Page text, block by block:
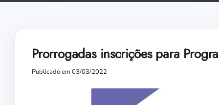
Prorrogadas inscrições para
Publicado em 03/03/2022